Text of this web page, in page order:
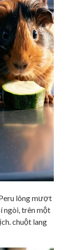
lông mượt
ngòi, trên một
chuột lang